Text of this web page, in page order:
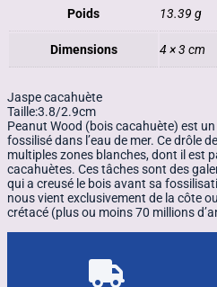
Poids 13.39 g
Dimensions 4 × 3 cm
Jaspe cacahuète
Taille:3.8/2.9cm
Peanut Wood (bois cacahuète) est
fossilisé dans l’eau de mer. Ce drôle
multiples zones blanches, dont il est
cacahuètes. Ces tâches sont des
qui a creusé le bois avant sa
nous vient exclusivement de la côte
crétacé (plus ou moins 70 millions